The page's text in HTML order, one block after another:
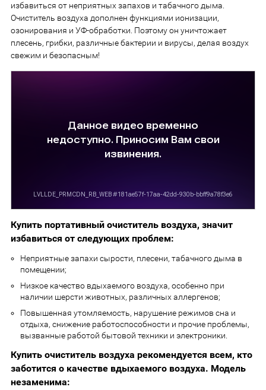
избавиться от неприятных запахов и табачного дыма.
Очиститель воздуха дополнен функциями ионизации,
озонирования и УФ-обработки. Поэтому он уничтожает
плесень, грибки, различные бактерии и вирусы, делая воздух
свежим и безопасным!
Купить портативный очиститель воздуха, значит
избавиться от следующих проблем:
Неприятные запахи сырости, плесени, табачного дыма в
помещении;
Низкое качество вдыхаемого воздуха, особенно при
наличии шерсти животных, различных аллергенов;
Повышенная утомляемость, нарушение режимов сна и
отдыха, снижение работоспособности и прочие проблемы,
вызванные работой бытовой техники и электроники.
Купить очиститель воздуха рекомендуется всем, кто
заботится о качестве вдыхаемого воздуха. Модель
незаменима: